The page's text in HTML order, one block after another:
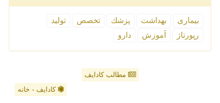
بیماری بهداشت پزشك تخصص
تولید
رپورتاژ
آموزش دارو
مطالب کادایف
کادایف - خانه